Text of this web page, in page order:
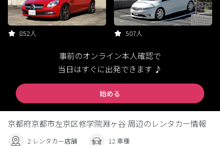
852人 507人
事前のオンライン本人確認で
当日はすぐに出発できます ♪
始める
京都府京都市左京区修学院淵ヶ谷 周辺のレンタカー情報
2 レンタカー店舗 12 車種